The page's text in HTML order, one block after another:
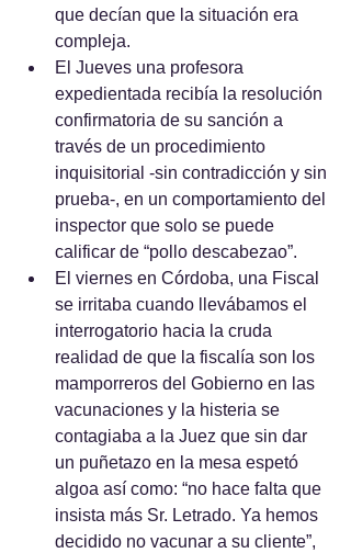
que decían que la situación era
compleja.
El Jueves una profesora
expedientada recibía la resolución
confirmatoria de su sanción a
través de un procedimiento
inquisitorial -sin contradicción y sin
prueba-, en un comportamiento del
inspector que solo se puede
calificar de “pollo descabezao”.
El viernes en Córdoba, una Fiscal
se irritaba cuando llevábamos el
interrogatorio hacia la cruda
realidad de que la fiscalía son los
mamporreros del Gobierno en las
vacunaciones y la histeria se
contagiaba a la Juez que sin dar
un puñetazo en la mesa espetó
algoa así como: “no hace falta que
insista más Sr. Letrado. Ya hemos
decidido no vacunar a su cliente”,